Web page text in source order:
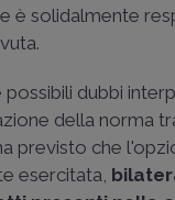
è solidalmente
possibili dubbi
della norma
previsto che
esercitata,